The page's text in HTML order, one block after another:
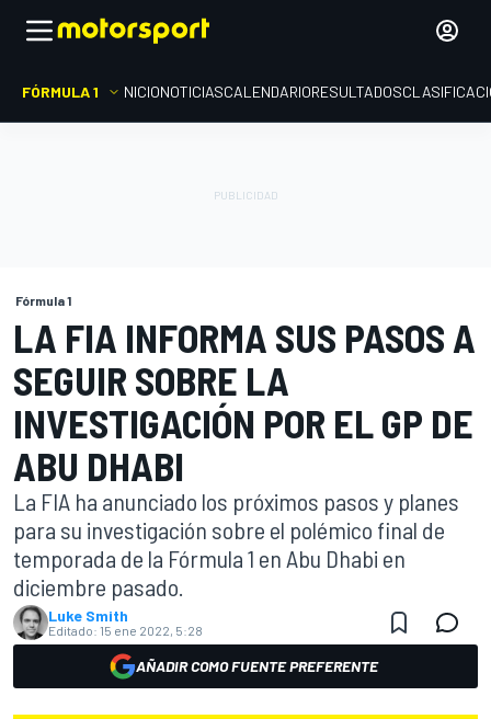
FÓRMULA 1 INICIONOTICIASCALENDARIORESULTADOS
Fórmula 1
LA FIA INFORMA SUS PASOS A
SEGUIR SOBRE LA
INVESTIGACIÓN POR EL GP DE
ABU DHABI
La FIA ha anunciado los próximos pasos y planes
para su investigación sobre el polémico final de
temporada de la Fórmula 1 en Abu Dhabi en
diciembre pasado.
Luke Smith
Editado: 15 ene 2022, 5:28
AÑADIR COMO FUENTE PREFERENTE